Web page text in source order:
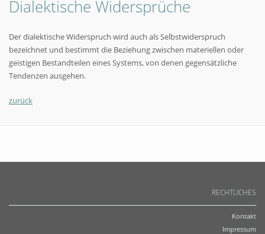
Dialektische Widersprüche
Der dialektische Widerspruch wird auch als Selbstwiderspruch
bezeichnet und bestimmt die Beziehung zwischen materiellen oder
geistigen Bestandteilen eines Systems, von denen gegensätzliche
Tendenzen ausgehen.
zurück
RECHTLICHES
Kontakt
Impressum